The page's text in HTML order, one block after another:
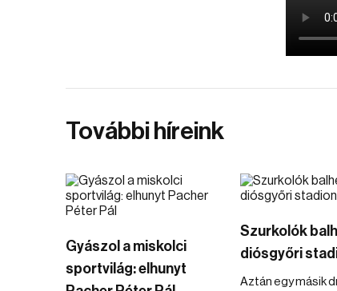
További híreink
Gyászol a miskolci
sportvilág: elhunyt
Szurkolók
diósgyőri
Aztán egy másik